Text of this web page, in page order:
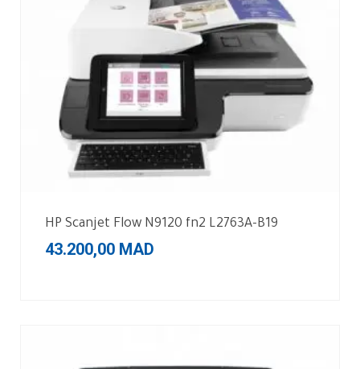
HP Scanjet Flow N9120 fn2 L2763A-B19
43.200,00 MAD